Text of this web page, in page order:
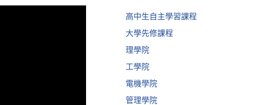
高中生自主學習課程
大學先修課程
理學院
工學院
電機學院
管理學院